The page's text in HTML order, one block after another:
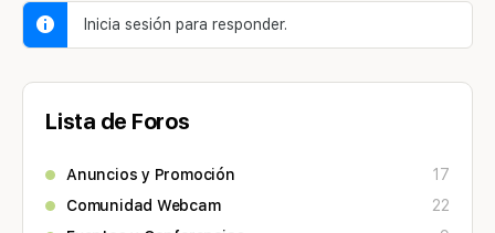
Inicia sesión para responder.
Lista de Foros
Anuncios y Promoción
17
Comunidad Webcam
22